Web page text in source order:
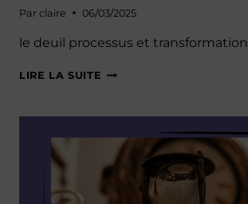
Par claire 06/03/2025
le deuil processus et transformation
LIRE LA SUITE COMMENT
DEUIL